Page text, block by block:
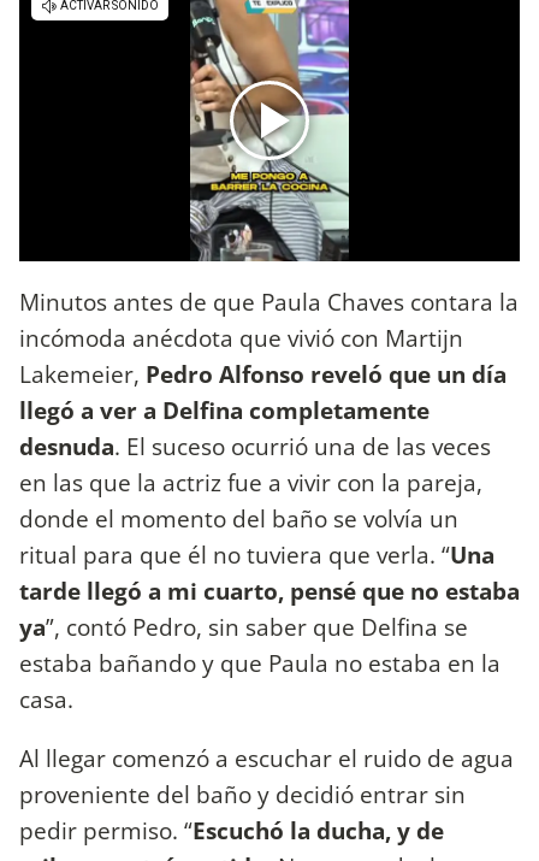
Minutos antes de que Paula Chaves contara la
incómoda anécdota que vivió con Martijn
Lakemeier, Pedro Alfonso reveló que un día
llegó a ver a Delfina completamente
desnuda. El suceso ocurrió una de las veces
en las que la actriz fue a vivir con la pareja,
donde el momento del baño se volvía un
ritual para que él no tuviera que verla. “Una
tarde llegó a mi cuarto, pensé que no estaba
ya”, contó Pedro, sin saber que Delfina se
estaba bañando y que Paula no estaba en la
casa.
Al llegar comenzó a escuchar el ruido de agua
proveniente del baño y decidió entrar sin
pedir permiso. “Escuchó la ducha, y de